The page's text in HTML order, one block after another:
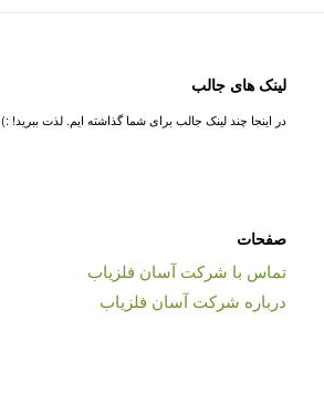
لینک های جالب
در اینجا چند لینک جالب برای شما گذاشته ایم. لذت ببرید! :)
صفحات
تماس با شرکت آسان فلزیاب
درباره شرکت آسان فلزیاب